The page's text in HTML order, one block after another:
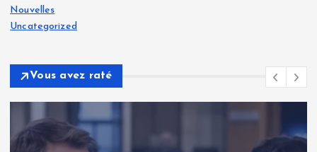
Nouvelles
Uncategorized
Vous avez raté